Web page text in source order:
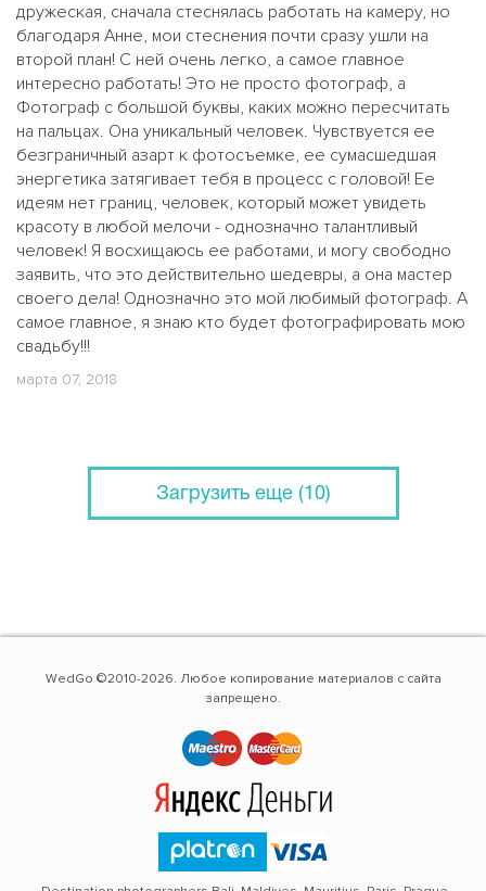
дружеская, сначала стеснялась работать на камеру, но
благодаря Анне, мои стеснения почти сразу ушли на
второй план! С ней очень легко, а самое главное
интересно работать! Это не просто фотограф, а
Фотограф с большой буквы, каких можно пересчитать
на пальцах. Она уникальный человек. Чувствуется ее
безграничный азарт к фотосъемке, ее сумасшедшая
энергетика затягивает тебя в процесс с головой! Ее
идеям нет границ, человек, который может увидеть
красоту в любой мелочи - однозначно талантливый
человек! Я восхищаюсь ее работами, и могу свободно
заявить, что это действительно шедевры, а она мастер
своего дела! Однозначно это мой любимый фотограф. А
самое главное, я знаю кто будет фотографировать мою
свадьбу!!!
марта 07, 2018
Загрузить еще (10)
WedGo ©2010-2026. Любое копирование материалов с сайта
запрещено.